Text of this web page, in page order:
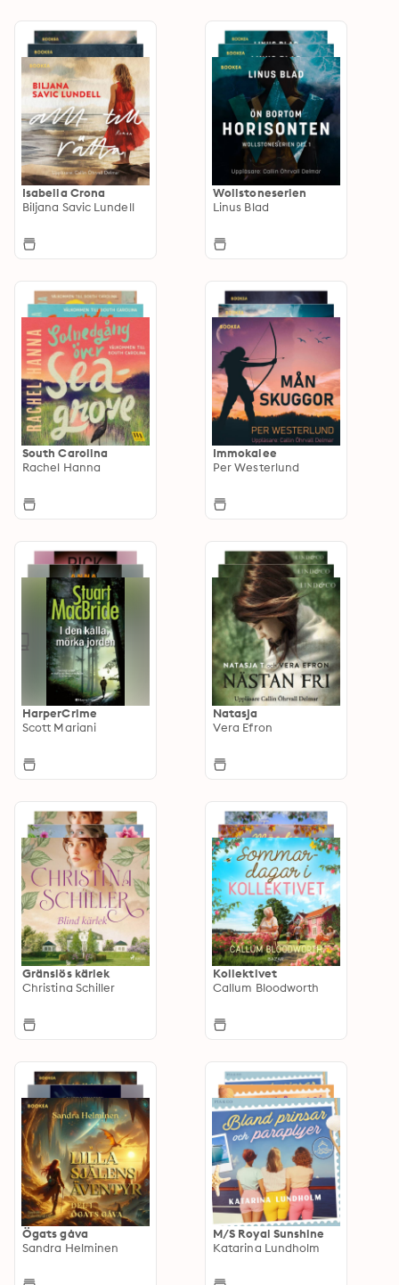
Isabella Crona
Biljana Savic Lundell
Wollstoneserien
Linus Blad
South Carolina
Rachel Hanna
Immokalee
Per Westerlund
HarperCrime
Scott Mariani
Natasja
Vera Efron
Gränslös kärlek
Christina Schiller
Kollektivet
Callum Bloodworth
Ögats gåva
Sandra Helminen
M/S Royal Sunshine
Katarina Lundholm